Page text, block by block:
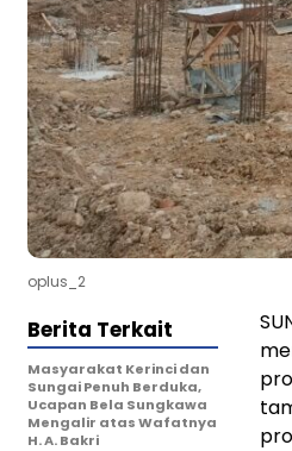
oplus_2
Berita Terkait
Masyarakat Kerinci dan
Sungai Penuh Berduka,
Ucapan Bela Sungkawa
Mengalir atas Wafatnya
H. A. Bakri